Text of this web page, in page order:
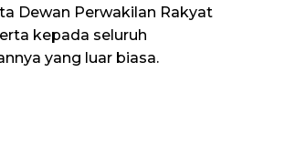
Dewan Perwakilan Rakyat
kepada seluruh
yang luar biasa.